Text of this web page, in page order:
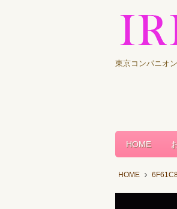
東京コンパニオ
HOME
HOME